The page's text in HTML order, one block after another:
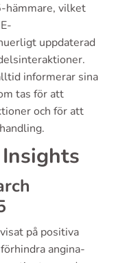
hämmare, vilket
uppdaterad
informerar sina
tas för att
och för att
på positiva
angina-